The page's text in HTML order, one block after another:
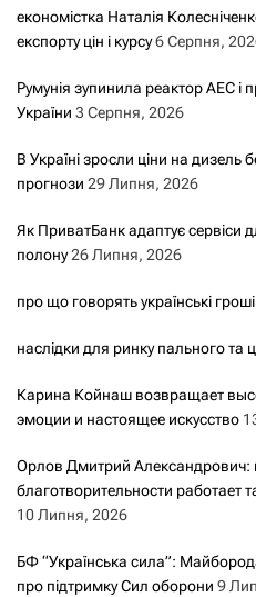
економістка Наталія
експорту цін і курсу6 Серпня,
Румунія зупинила реактор АЕС і
України 3 Серпня, 2026
В Україні зросли ціни на дизель
прогнози 29 Липня, 2026
Як ПриватБанк адаптує сервіси
полону26 Липня, 2026
про що говорять українські гроші
наслідки для ринку пального та
Карина Койнаш возвращает
эмоции и настоящее искусство
Орлов Дмитрий Александрович:
благотворительности работает
10 Липня, 2026
БФ “Українська сила”:
про підтримку Сил оборони 9